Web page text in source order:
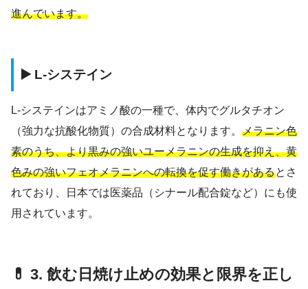
進んでいます。
▶️ L-システイン
L-システインはアミノ酸の一種で、体内でグルタチオン
（強力な抗酸化物質）の合成材料となります。 メラニン色
素のうち、より黒みの強いユーメラニンの生成を抑え、黄
色みの強いフェオメラニンへの転換を促す働きがあるとさ
れており、日本では医薬品（シナール配合錠など）にも使
用されています。
💊 3. 飲む日焼け止めの効果と限界を正し